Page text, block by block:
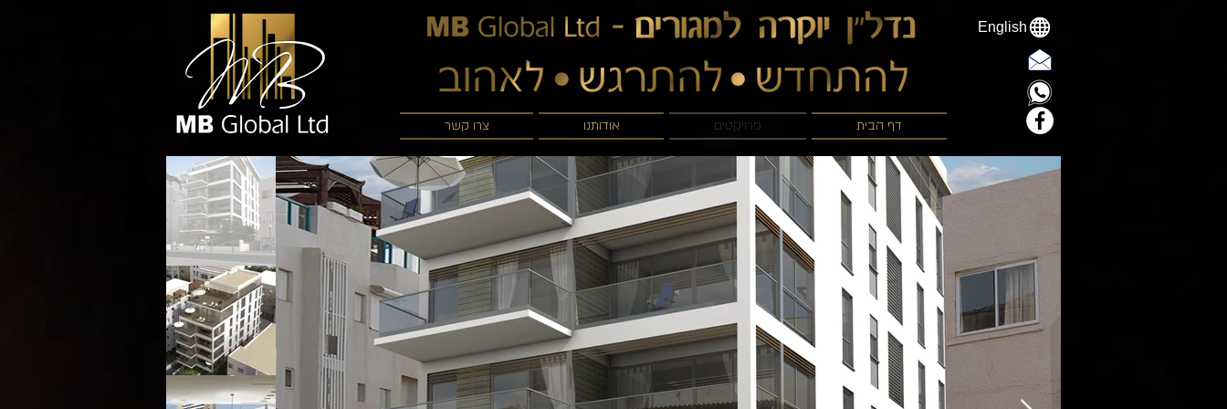
דף הבית פרויקטים אודותנו צרו קשר
English